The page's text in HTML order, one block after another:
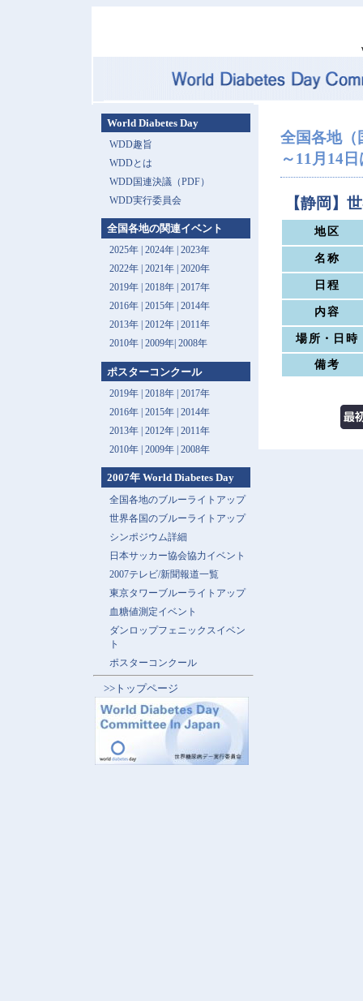
全国各地（
～11月14
【静岡】
地区
名称
日程
内容
場所・日時
備考
World Diabetes Day
WDD趣旨
WDDとは
WDD国連決議（PDF）
WDD実行委員会
全国各地の関連イベント
2025年| 2024年| 2023年
2022年| 2021年| 2020年
2019年| 2018年| 2017年
2016年| 2015年| 2014年
2013年 | 2012年| 2011年
2010年| 2009年| 2008年
ポスターコンクール
2019年 | 2018年 | 2017年
2016年 | 2015年 | 2014年
2013年 | 2012年 | 2011年
2010年 | 2009年 | 2008年
2007年 World Diabetes Day
全国各地のブルーライトアップ
世界各国のブルーライトアップ
シンポジウム詳細
日本サッカー協会協力イベント
2007テレビ/新聞報道一覧
東京タワーブルーライトアップ
血糖値測定イベント
ダンロップフェニックスイベン
ト
ポスターコンクール
>>トップページ